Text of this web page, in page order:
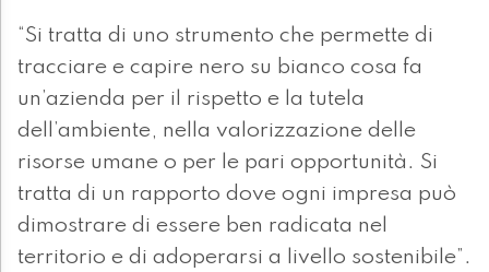
“Si tratta di uno strumento che permette di
tracciare e capire nero su bianco cosa fa
un’azienda per il rispetto e la tutela
dell’ambiente, nella valorizzazione delle
risorse umane o per le pari opportunità. Si
tratta di un rapporto dove ogni impresa può
dimostrare di essere ben radicata nel
territorio e di adoperarsi a livello sostenibile”.